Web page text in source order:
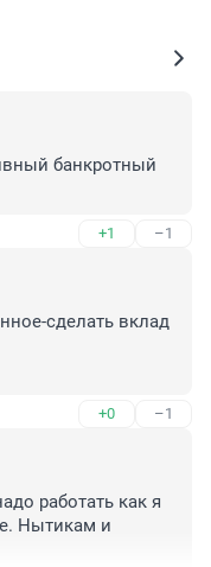
банкротный
+1 –1
сделать вклад
+0 –1
работать как я
Нытикам и